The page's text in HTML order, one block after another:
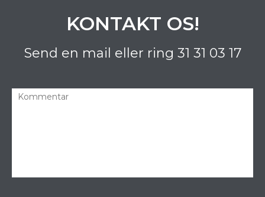
KONTAKT OS!
Send en mail eller ring 31 31 03 17